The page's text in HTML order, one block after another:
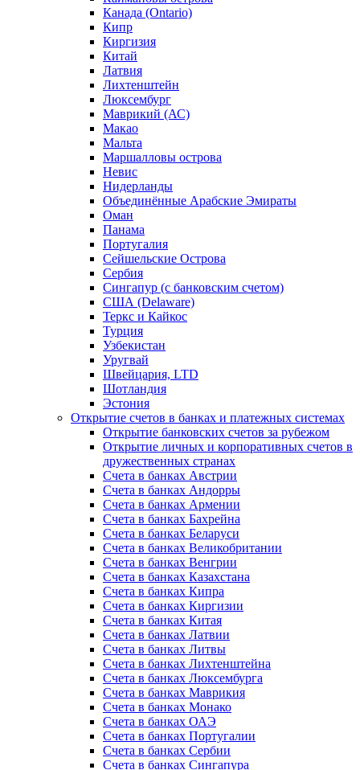
Канада (Ontario)
Кипр
Киргизия
Китай
Латвия
Лихтенштейн
Люксембург
Маврикий (АС)
Макао
Мальта
Маршалловы острова
Нeвис
Нидерланды
Объединённые Арабские Эмираты
Оман
Панама
Португалия
Сейшельские Острова
Сербия
Сингапур (c банковским счетом)
США (Delaware)
Теркс и Кайкос
Турция
Узбекистан
Уругвай
Швейцария, LTD
Шотландия
Эстония
Открытие счетов в банках и платежных системах
Открытие банковских счетов за рубежом
Открытие личных и корпоративных счетов в
дружественных странах
Счета в банках Австрии
Счета в банках Андорры
Счета в банках Армении
Счета в банках Бахрейна
Счета в банках Беларуси
Счета в банках Великобритании
Счета в банках Венгрии
Счета в банках Казахстана
Счета в банках Кипра
Счета в банках Киргизии
Счета в банках Китая
Счета в банках Латвии
Счета в банках Литвы
Счета в банках Лихтенштейна
Счета в банках Люксембурга
Счета в банках Маврикия
Счета в банках Монако
Счета в банках ОАЭ
Счета в банках Португалии
Счета в банках Сербии
Счета в банках Сингапура